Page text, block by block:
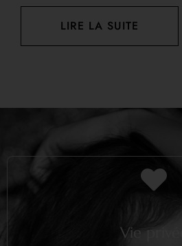
LIRE LA SUITE
Vie privée